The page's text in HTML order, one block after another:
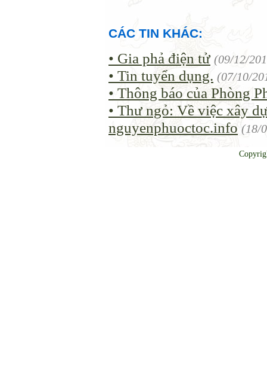
CÁC TIN KHÁC:
• Gia phả điện tử (09/12/
• Tin tuyển dụng. (07/10/
• Thông báo của Phòng
• Thư ngỏ: Về việc xây
nguyenphuoctoc.info (18/